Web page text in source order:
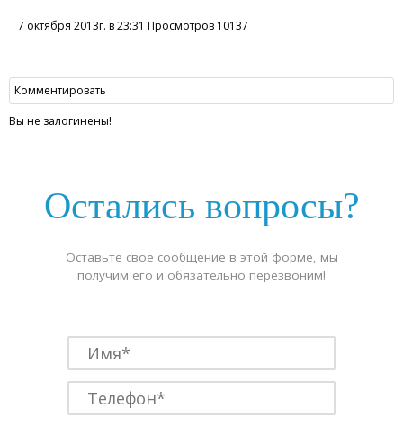
7 октября 2013г. в 23:31 Просмотров 10137
Комментировать
Вы не залогинены!
Остались вопросы?
Оставьте свое сообщение в этой форме, мы
получим его и обязательно перезвоним!